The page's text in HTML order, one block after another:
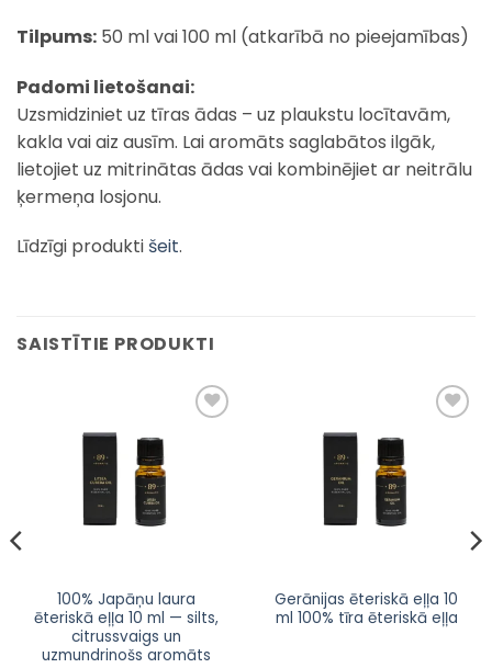
Tilpums: 50 ml vai 100 ml (atkarībā no pieejamības)
Padomi lietošanai:
Uzsmidziniet uz tīras ādas – uz plaukstu locītavām,
kakla vai aiz ausīm. Lai aromāts saglabātos ilgāk,
lietojiet uz mitrinātas ādas vai kombinējiet ar neitrālu
ķermeņa losjonu.
Līdzīgi produkti šeit.
SAISTĪTIE PRODUKTI
sarakstam
100% Japāņu laura
ēteriskā eļļa 10 ml — silts,
citrussvaigs un
uzmundrinošs aromāts
sarakstam
Gerānijas ēteriskā eļļa 10
ml 100% tīra ēteriskā eļļa